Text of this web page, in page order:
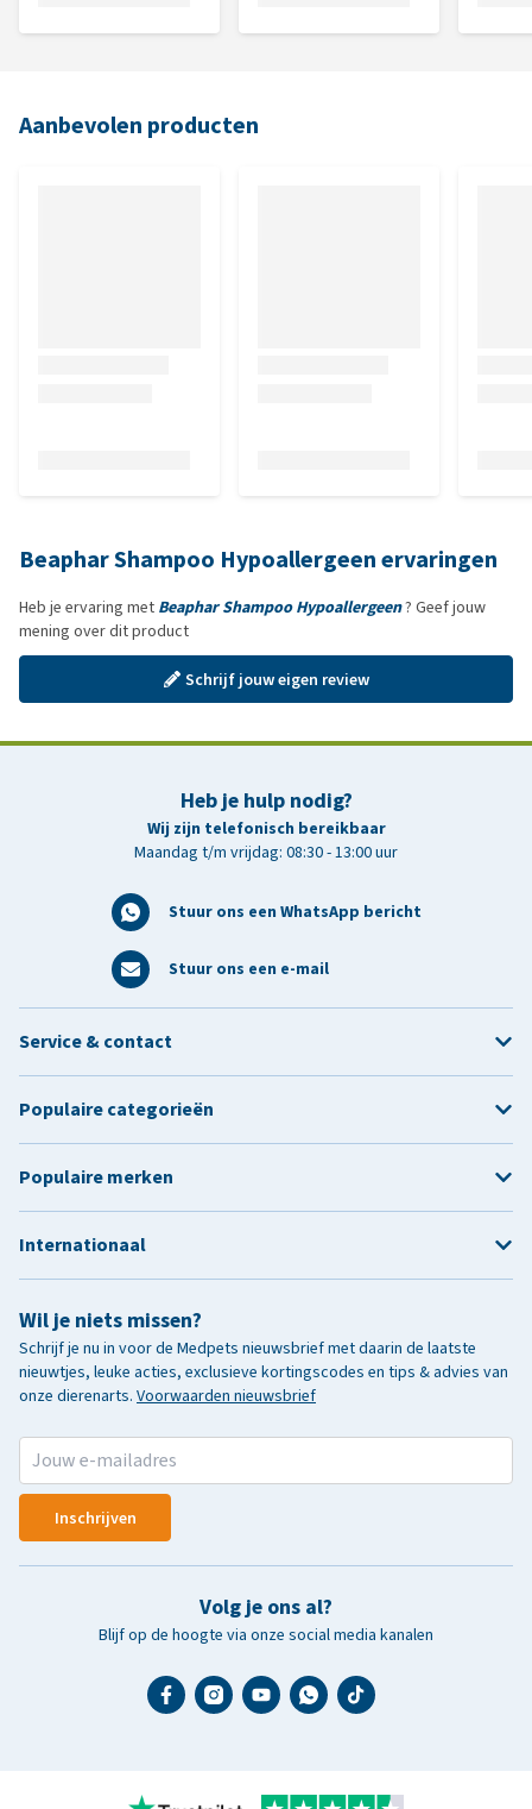
Aanbevolen producten
Beaphar Shampoo Hypoallergeen ervaringen
Heb je ervaring met Beaphar Shampoo Hypoallergeen? Geef jouw
mening over dit product
Schrijf jouw eigen review
Heb je hulp nodig?
Wij zijn telefonisch bereikbaar
Maandag t/m vrijdag: 08:30 - 13:00 uur
Stuur ons een WhatsApp bericht
Stuur ons een e-mail
Wil je niets missen?
Schrijf je nu in voor de Medpets nieuwsbrief met daarin de laatste
nieuwtjes, leuke acties, exclusieve kortingscodes en tips & advies van
onze dierenarts. Voorwaarden nieuwsbrief
Inschrijven
Volg je ons al?
Blijf op de hoogte via onze social media kanalen
Service & contact
Populaire categorieën
Populaire merken
Internationaal